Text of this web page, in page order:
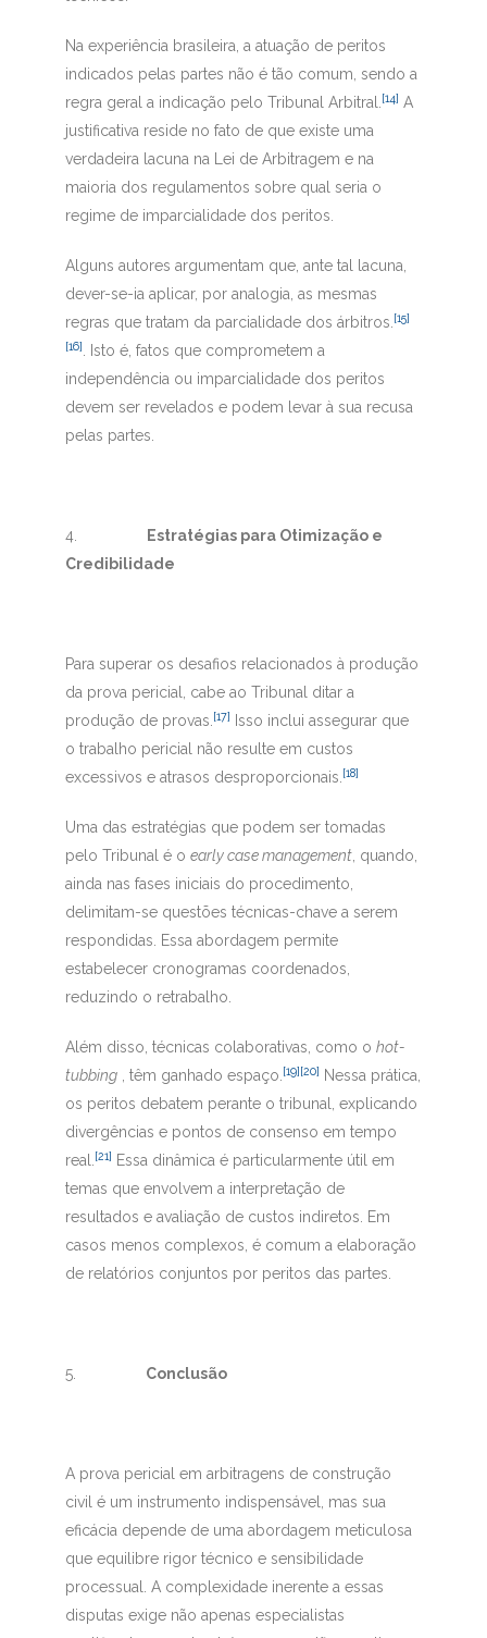
Na experiência brasileira, a atuação de peritos
indicados pelas partes não é tão comum, sendo a
regra geral a indicação pelo Tribunal Arbitral.[14] A
justificativa reside no fato de que existe uma
verdadeira lacuna na Lei de Arbitragem e na
maioria dos regulamentos sobre qual seria o
regime de imparcialidade dos peritos.
Alguns autores argumentam que, ante tal lacuna,
dever-se-ia aplicar, por analogia, as mesmas
regras que tratam da parcialidade dos árbitros.[15]
[16]. Isto é, fatos que comprometem a
independência ou imparcialidade dos peritos
devem ser revelados e podem levar à sua recusa
pelas partes.
4.
Estratégias para Otimização e
Credibilidade
Para superar os desafios relacionados à produção
da prova pericial, cabe ao Tribunal ditar a
produção de provas.[17]
Isso inclui assegurar que
o trabalho pericial não resulte em custos
excessivos e atrasos desproporcionais.[18]
Uma das estratégias que podem ser tomadas
pelo Tribunal é o early case management, quando,
ainda nas fases iniciais do procedimento,
delimitam-se questões técnicas-chave a serem
respondidas. Essa abordagem permite
estabelecer cronogramas coordenados,
reduzindo o retrabalho.
Além disso, técnicas colaborativas, como o hot-
tubbing, têm ganhado espaço.[19][20] Nessa prática,
os peritos debatem perante o tribunal, explicando
divergências e pontos de consenso em tempo
real.[21] Essa dinâmica é particularmente útil em
temas que envolvem a interpretação de
resultados e avaliação de custos indiretos. Em
casos menos complexos, é comum a elaboração
de relatórios conjuntos por peritos das partes.
5. Conclusão
A prova pericial em arbitragens de construção
civil é um instrumento indispensável, mas sua
eficácia depende de uma abordagem meticulosa
que equilibre rigor técnico e sensibilidade
processual. A complexidade inerente a essas
disputas exige não apenas especialistas